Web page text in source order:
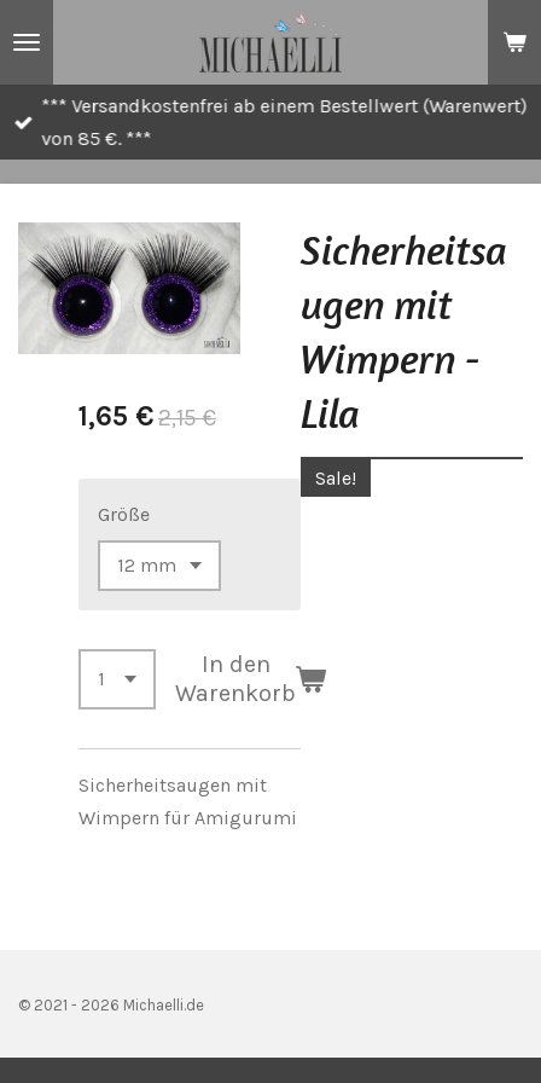
*** Versandkostenfrei ab einem Bestellwert (Warenwert)
von 85 €. ***
Sicherheitsa
ugen mit
Wimpern -
Lila
Sale!
1,65 €2,15 €
Größe
In den
Warenkorb
Sicherheitsaugen mit
Wimpern für Amigurumi
© 2021 - 2026 Michaelli.de